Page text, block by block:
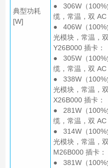
典型功耗
[W]
● 306W（100%
缆，常温，双 AC
● 406W（100%
光模块，常温，
Y26B000 插卡：
● 305W（100%
缆，常温，双 AC
● 338W（100%
光模块，常温，
X26B000 插卡：
● 281W（100%
缆，常温，双 AC
● 314W（100%
光模块，常温，
M26B000 插卡：
● 381W（100%